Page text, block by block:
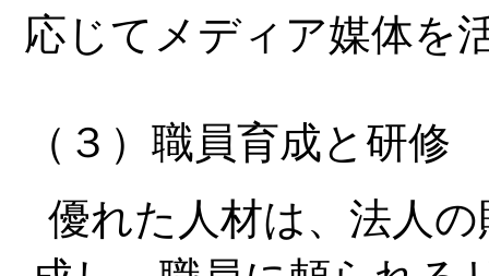
応じてメディア媒体を
（３）職員育成と研修
優れた人材は、法人